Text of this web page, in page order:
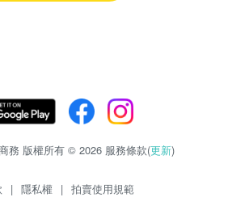
務 版權所有 © 2026 服務條款(更新)
| 隱私權 | 拍賣使用規範